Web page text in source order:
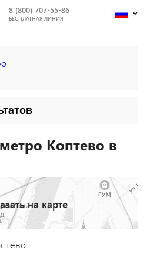
8 (800) 707-55-86
БЕСПЛАТНАЯ ЛИНИЯ
Коптево в
на карте